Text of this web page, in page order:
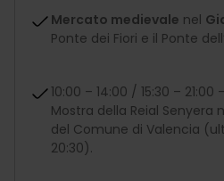
Mercato medievale nel
Ponte dei Fiori e il Ponte
10:00 – 14:00 / 15:30 – 21:00 –
Mostra della Reial Senyera
del Comune di Valencia
20:30).